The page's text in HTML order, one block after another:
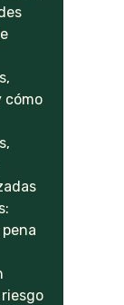
cómo